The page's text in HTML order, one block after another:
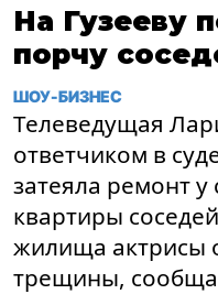
На Гузееву
порчу
ШОУ-БИЗНЕС
Телеведущая
ответчиком в
затеяла ремонт у
квартиры
жилища актрисы
трещины,